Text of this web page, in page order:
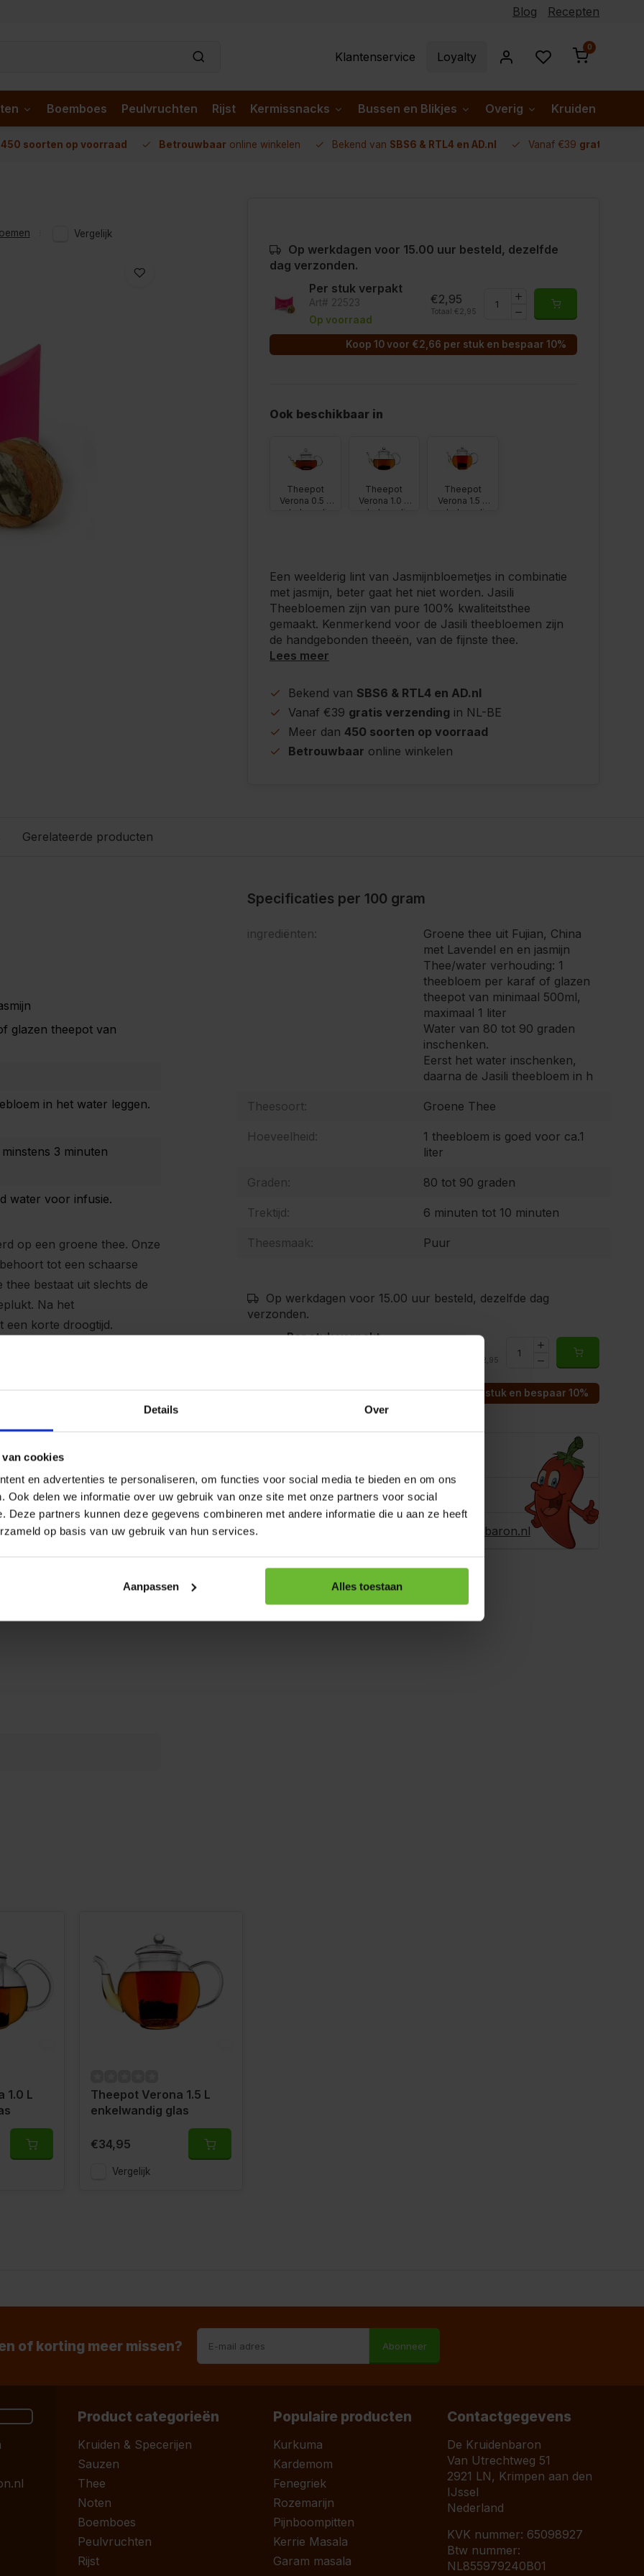
Details Over
cookies
en advertenties te personaliseren, om functies voor social media te bieden en om ons
Ook delen we informatie over uw gebruik van onze site met onze partners voor social
Deze partners kunnen deze gegevens combineren met andere informatie die u aan ze heeft
op basis van uw gebruik van hun services.
Aanpassen Alles toestaan
Blog Recepten
Klantenservice Loyalty
0
Boemboes Peulvruchten Rijst Kermissnacks Bussen en Blikjes Overig Kruiden per
450 soorten op voorraad Betrouwbaar online winkelen Bekend van SBS6 & RTL4 en AD.nl Vanaf €39 gratis
Vergelijk
Op werkdagen voor 15.00 uur besteld, dezelfde
dag verzonden.
Per stuk verpakt
Art# 22523
Op voorraad
€2,95
Totaal: €2,95
Koop 10 voor €2,66 per stuk en bespaar 10%
Ook beschikbaar in
Theepot
Verona 0.5 L
enkelwandig
Theepot
Verona 1.0 L
enkelwandig
Theepot
Verona 1.5 L
enkelwandig
Een weelderig lint van Jasmijnbloemetjes in combinatie
met jasmijn, beter gaat het niet worden. Jasili
Theebloemen zijn van pure 100% kwaliteitsthee
gemaakt. Kenmerkend voor de Jasili theebloemen zijn
de handgebonden theeën, van de fijnste thee.
Lees meer
Bekend van SBS6 & RTL4 en AD.nl
Vanaf €39 gratis verzending in NL-BE
Meer dan 450 soorten op voorraad
Betrouwbaar online winkelen
Gerelateerde producten
glazen theepot van
in het water leggen.
3 minuten
water voor infusie.
op een groene thee. Onze
tot een schaarse
thee bestaat uit slechts de
Na het
een korte droogtijd.
bloomingteas worden de
juist de manier waarop
kwaliteit.
doordat elke theebol
product dat na infusie een
zoete nuance.
gemaakt. Kenmerkend
vervaardigd uit de
theetuinen.
met heet water; een
Specificaties per 100 gram
ingrediënten:
Groene thee uit Fujian, China
met Lavendel en en jasmijn
Thee/water verhouding: 1
theebloem per karaf of glazen
theepot van minimaal 500ml,
maximaal 1 liter
Water van 80 tot 90 graden
inschenken.
Eerst het water inschenken,
daarna de Jasili theebloem in h
Theesoort: Groene Thee
Hoeveelheid:
1 theebloem is goed voor ca.1
liter
Graden: 80 tot 90 graden
Trektijd: 6 minuten tot 10 minuten
Theesmaak: Puur
Op werkdagen voor 15.00 uur besteld, dezelfde dag
verzonden.
Per stuk verpakt
€2,95
Koop 10 voor €2,66 per stuk en bespaar 10%
Bel ons +31180396467
info@dekruidenbaron.nl
1.0 L
Theepot Verona 1.5 L
enkelwandig glas
€34,95
Vergelijk
of korting meer missen? Abonneer
Product categorieën
Kruiden & Specerijen
Sauzen
Thee
Noten
Boemboes
Peulvruchten
Rijst
Populaire producten
Kurkuma
Kardemom
Fenegriek
Rozemarijn
Pijnboompitten
Kerrie Masala
Garam masala
Contactgegevens
De Kruidenbaron
Van Utrechtweg 51
2921 LN, Krimpen aan den
IJssel
Nederland
KVK nummer: 65098927
Btw nummer:
NL855979240B01